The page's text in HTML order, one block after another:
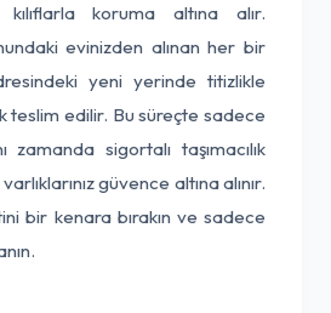
kılıflarla koruma altına alır.
evinizden alınan her bir
yeni yerinde titizlikle
teslim edilir. Bu süreçte sadece
zamanda sigortalı taşımacılık
güvence altına alınır.
bir kenara bırakın ve sadece